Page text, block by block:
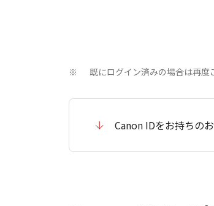
※ 既にログイン済みの場合は再度
Canon IDをお持ちの